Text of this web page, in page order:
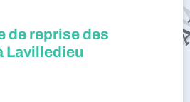
de reprise des
Lavilledieu